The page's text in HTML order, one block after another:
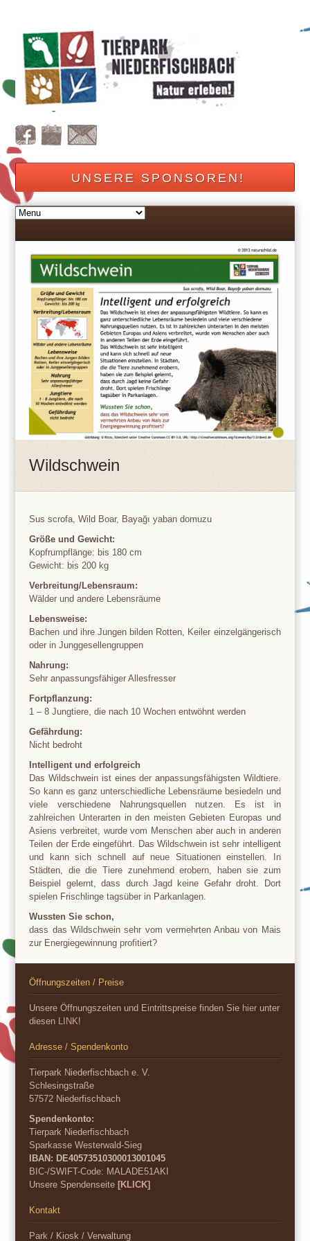
UNSERE SPONSOREN!
Wildschwein
Sus scrofa, Wild Boar, Bayağı yaban domuzu
Größe und Gewicht:
Kopfrumpflänge: bis 180 cm
Gewicht: bis 200 kg
Verbreitung/Lebensraum:
Wälder und andere Lebensräume
Lebensweise:
Bachen und ihre Jungen bilden Rotten, Keiler einzelgängerisch
oder in Junggesellengruppen
Nahrung:
Sehr anpassungsfähiger Allesfresser
Fortpflanzung:
1 – 8 Jungtiere, die nach 10 Wochen entwöhnt werden
Gefährdung:
Nicht bedroht
Intelligent und erfolgreich
Das Wildschwein ist eines der anpassungsfähigsten Wildtiere.
So kann es ganz unterschiedliche Lebensräume besiedeln und
viele verschiedene Nahrungsquellen nutzen. Es ist in
zahlreichen Unterarten in den meisten Gebieten Europas und
Asiens verbreitet, wurde vom Menschen aber auch in anderen
Teilen der Erde eingeführt. Das Wildschwein ist sehr intelligent
und kann sich schnell auf neue Situationen einstellen. In
Städten, die die Tiere zunehmend erobern, haben sie zum
Beispiel gelernt, dass durch Jagd keine Gefahr droht. Dort
spielen Frischlinge tagsüber in Parkanlagen.
Wussten Sie schon,
dass das Wildschwein sehr vom vermehrten Anbau von Mais
zur Energiegewinnung profitiert?
Öffnungszeiten / Preise
Unsere Öffnungszeiten und Eintrittspreise finden Sie hier unter
diesen LINK!
Adresse / Spendenkonto
Tierpark Niederfischbach e. V.
Schlesingstraße
57572 Niederfischbach
Spendenkonto:
Tierpark Niederfischbach
Sparkasse Westerwald-Sieg
IBAN: DE40573510300013001045
BIC-/SWIFT-Code: MALADE51AKI
Unsere Spendenseite [KLICK]
Kontakt
Park / Kiosk / Verwaltung